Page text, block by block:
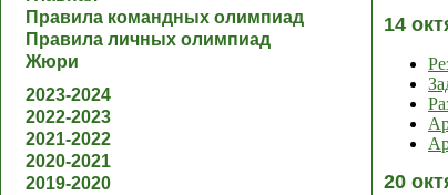
Правила командных олимпиад
Правила личных олимпиад
Жюри
2023-2024
2022-2023
2021-2022
2020-2021
2019-2020
14
20